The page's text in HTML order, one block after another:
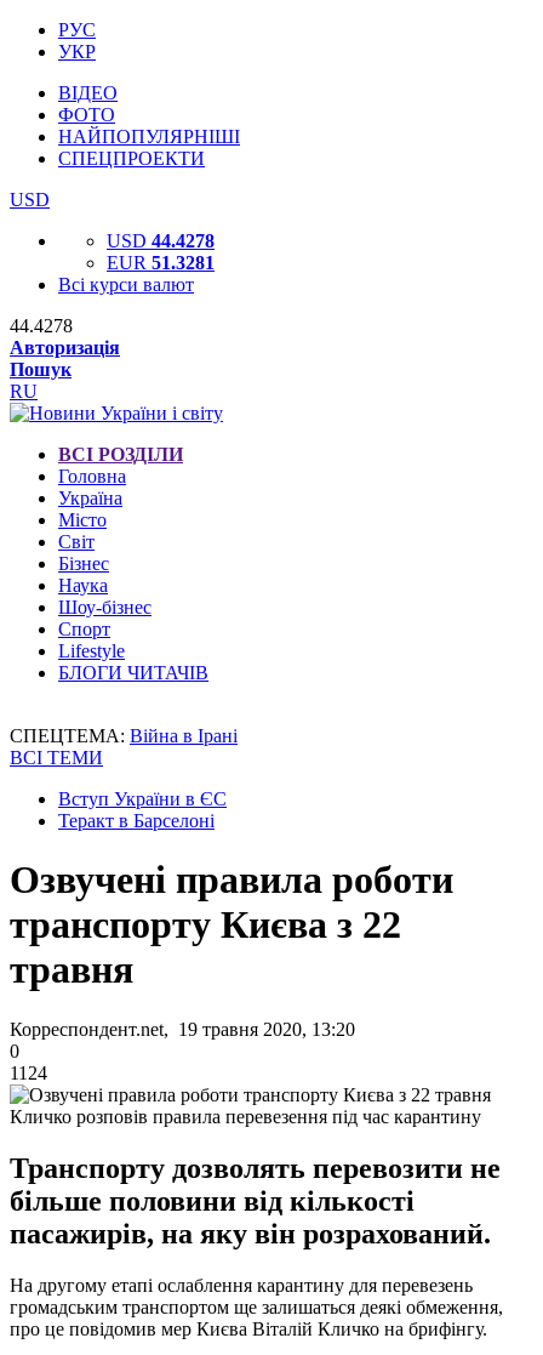
РУС
УКР
ВІДЕО
ФОТО
НАЙПОПУЛЯРНІШІ
СПЕЦПРОЕКТИ
USD
USD 44.4278
EUR 51.3281
Всі курси валют
44.4278
Авторизація
Пошук
RU
ВСІ РОЗДІЛИ
Головна
Україна
Місто
Світ
Бізнес
Наука
Шоу-бізнес
Спорт
Lifestyle
БЛОГИ ЧИТАЧІВ
СПЕЦТЕМА: Війна в Ірані
ВСІ ТЕМИ
Вступ України в ЄС
Теракт в Барселоні
Озвучені правила роботи
транспорту Києва з 22
травня
Корреспондент.net, 19 травня 2020, 13:20
0
1124
Кличко розповів правила перевезення під час карантину
Транспорту дозволять перевозити не
більше половини від кількості
пасажирів, на яку він розрахований.
На другому етапі ослаблення карантину для перевезень
громадським транспортом ще залишаться деякі обмеження,
про це повідомив мер Києва Віталій Кличко на брифінгу.